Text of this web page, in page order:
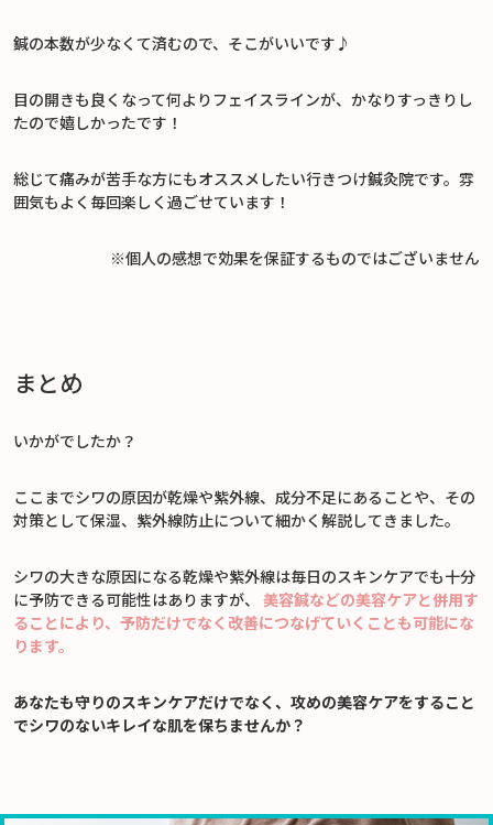
鍼の本数が少なくて済むので、そこがいいです♪
目の開きも良くなって何よりフェイスラインが、かなりすっきりし
たので嬉しかったです！
総じて痛みが苦手な方にもオススメしたい行きつけ鍼灸院です。雰
囲気もよく毎回楽しく過ごせています！
※個人の感想で効果を保証するものではございません
まとめ
いかがでしたか？
ここまでシワの原因が乾燥や紫外線、成分不足にあることや、その
対策として保湿、紫外線防止について細かく解説してきました。
シワの大きな原因になる乾燥や紫外線は毎日のスキンケアでも十分
に予防できる可能性はありますが、 美容鍼などの美容ケアと併用す
ることにより、予防だけでなく改善につなげていくことも可能にな
ります。
あなたも守りのスキンケアだけでなく、攻めの美容ケアをすること
でシワのないキレイな肌を保ちませんか？